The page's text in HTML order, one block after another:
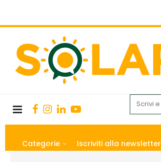
Categorie Iscriviti alla newsletter